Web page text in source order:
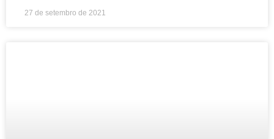
27 de setembro de 2021